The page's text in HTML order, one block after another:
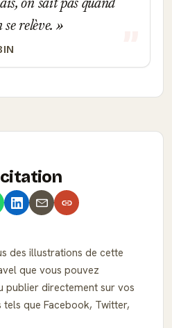
on sait pas quand
se relève.
des illustrations de cette
que vous pouvez
publier directement sur vos
que Facebook, Twitter,